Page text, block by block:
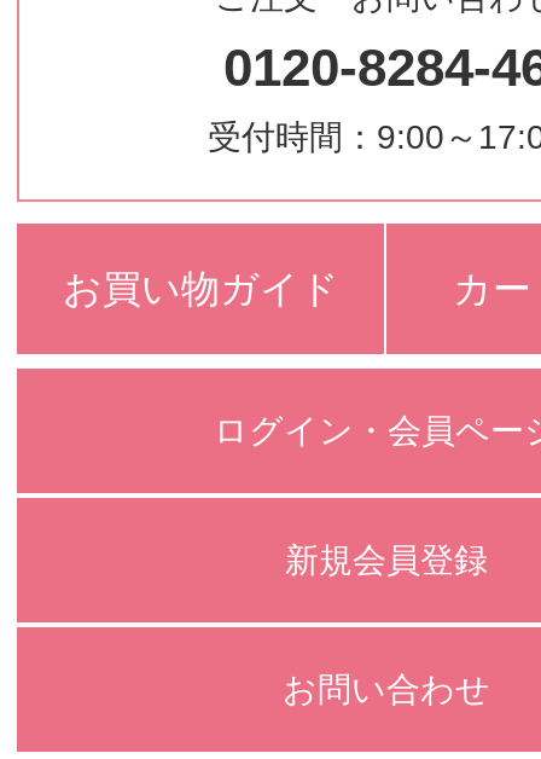
0120-8284-
受付時間：9:00～
お買い物ガイド カ
ログイン・会員ペー
新規会員登録
お問い合わせ